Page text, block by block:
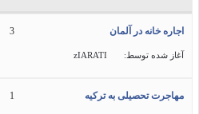
اجاره خانه در آلمان
آغاز شده توسط: zIARATI
3
مهاجرت تحصیلی به ترکیه 1